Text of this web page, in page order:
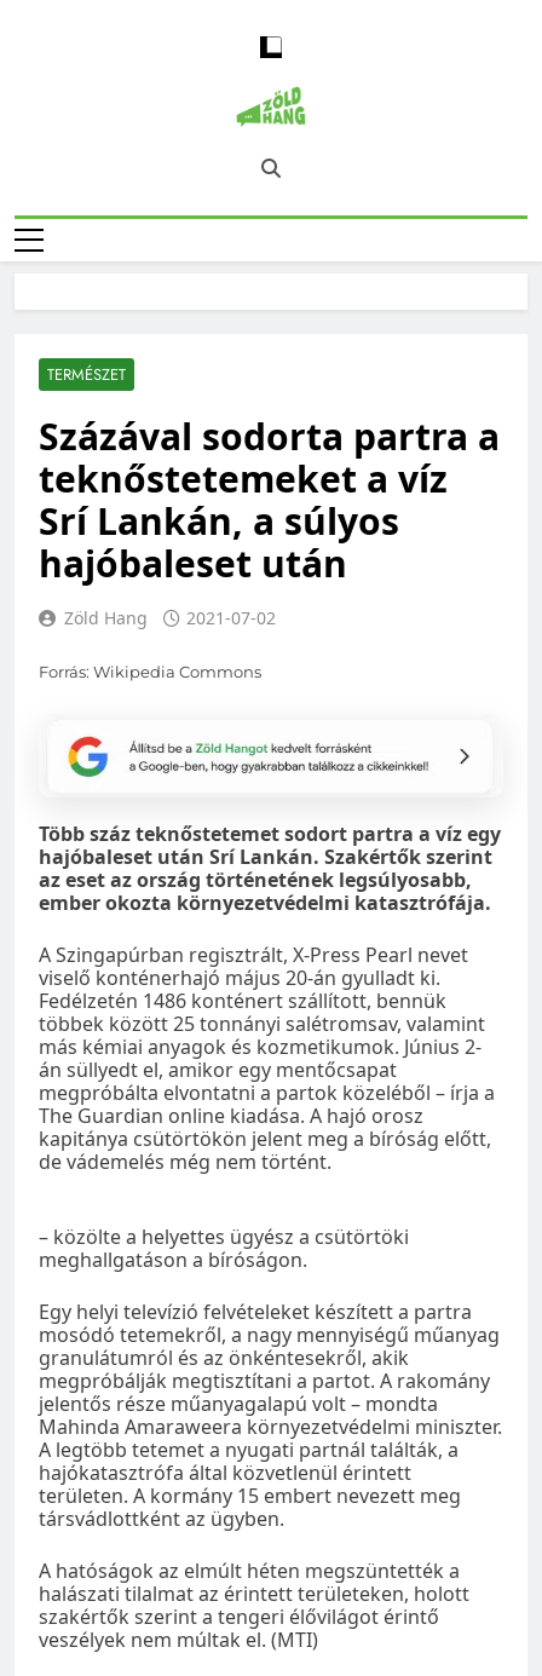
Magyarország
Zöld Hangja
Zöld Hang – Természet, Klímaváltozás,
Fenntarthatóság, Jövő
TERMÉSZET
Százával sodorta partra a
teknőstetemeket a víz
Srí Lankán, a súlyos
hajóbaleset után
Zöld Hang 2021-07-02
Forrás: Wikipedia Commons
Több száz teknőstetemet sodort partra a víz egy
hajóbaleset után Srí Lankán. Szakértők szerint
az eset az ország történetének legsúlyosabb,
ember okozta környezetvédelmi katasztrófája.
A Szingapúrban regisztrált, X-Press Pearl nevet
viselő konténerhajó május 20-án gyulladt ki.
Fedélzetén 1486 konténert szállított, bennük
többek között 25 tonnányi salétromsav, valamint
más kémiai anyagok és kozmetikumok. Június 2-
án süllyedt el, amikor egy mentőcsapat
megpróbálta elvontatni a partok közeléből – írja a
The Guardian online kiadása. A hajó orosz
kapitánya csütörtökön jelent meg a bíróság előtt,
de vádemelés még nem történt.
– közölte a helyettes ügyész a csütörtöki
meghallgatáson a bíróságon.
Egy helyi televízió felvételeket készített a partra
mosódó tetemekről, a nagy mennyiségű műanyag
granulátumról és az önkéntesekről, akik
megpróbálják megtisztítani a partot. A rakomány
jelentős része műanyagalapú volt – mondta
Mahinda Amaraweera környezetvédelmi miniszter.
A legtöbb tetemet a nyugati partnál találták, a
hajókatasztrófa által közvetlenül érintett
területen. A kormány 15 embert nevezett meg
társvádlottként az ügyben.
A hatóságok az elmúlt héten megszüntették a
halászati tilalmat az érintett területeken, holott
szakértők szerint a tengeri élővilágot érintő
veszélyek nem múltak el. (MTI)